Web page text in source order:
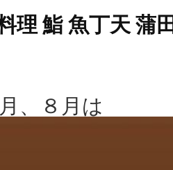
理 鮨 魚丁天 蒲
、８月は